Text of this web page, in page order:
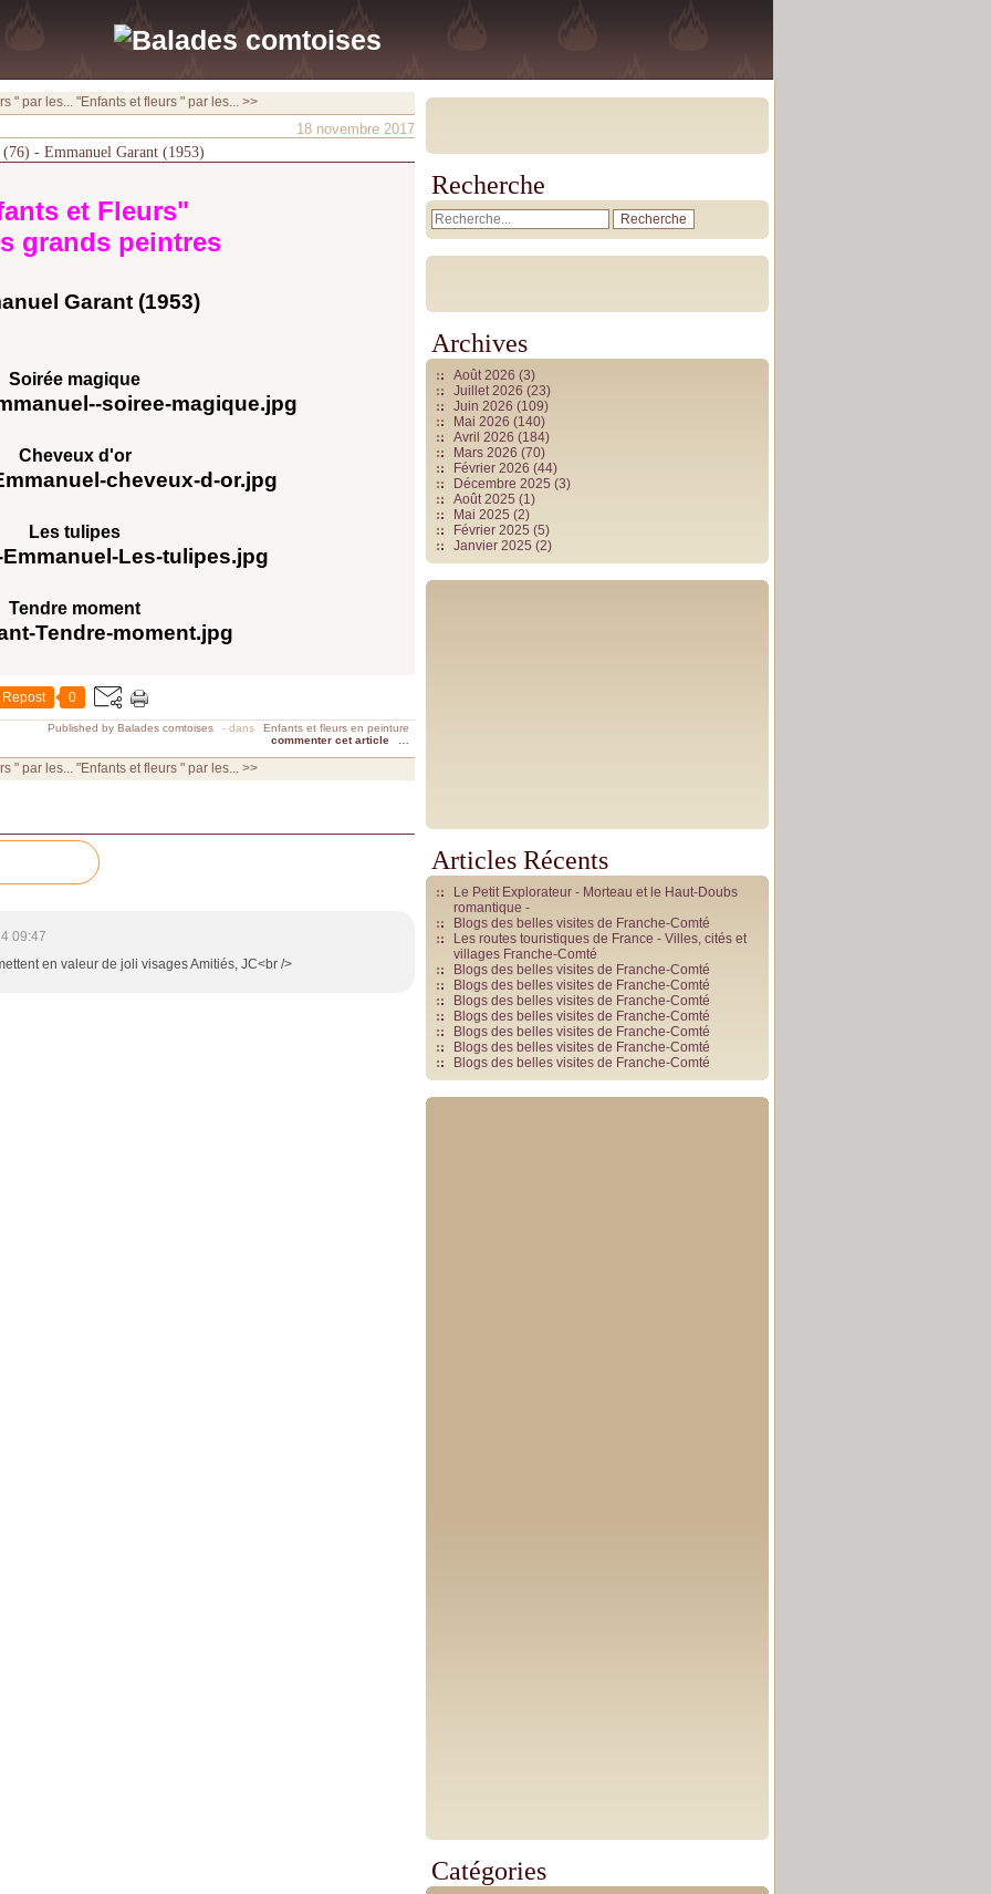
" par les... "Enfants et fleurs " par les... >>
18 novembre 2017
- Emmanuel Garant (1953)
et Fleurs"
grands peintres
Garant (1953)
Soirée magique
Cheveux d'or
Les tulipes
Tendre moment
Repost 0
Published by Balades comtoises - dans
Enfants et fleurs en peinture
commenter cet article
" par les... "Enfants et fleurs " par les... >>
09:47
en valeur de joli visages Amitiés, JC<br />
Recherche
Archives
Août 2026 (3)
Juillet 2026 (23)
Juin 2026 (109)
Mai 2026 (140)
Avril 2026 (184)
Mars 2026 (70)
Février 2026 (44)
Décembre 2025 (3)
Août 2025 (1)
Mai 2025 (2)
Février 2025 (5)
Janvier 2025 (2)
Articles Récents
Le Petit Explorateur - Morteau et le Haut-Doubs
romantique -
Blogs des belles visites de Franche-Comté
Les routes touristiques de France - Villes, cités et
villages Franche-Comté
Blogs des belles visites de Franche-Comté
Blogs des belles visites de Franche-Comté
Blogs des belles visites de Franche-Comté
Blogs des belles visites de Franche-Comté
Blogs des belles visites de Franche-Comté
Blogs des belles visites de Franche-Comté
Blogs des belles visites de Franche-Comté
Catégories